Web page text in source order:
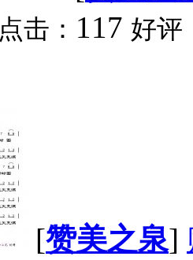
点击： 117 好评
[赞美之泉]